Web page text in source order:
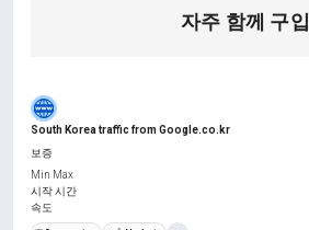
자주 함께 구입
South Korea traffic from Google.co.kr
보증
Min Max
시작 시간
속도